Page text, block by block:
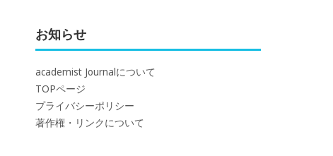
お知らせ
academist Journalについて
TOPページ
プライバシーポリシー
著作権・リンクについて